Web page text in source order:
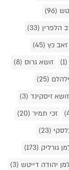
(96)
הלפרין (33)
זאב כץ (45)
זושא גרוס (8)
(25)
זושא זיסקינד (3)
זכי תמיר (20)
(23)
גורליק (173)
יהודה דייטש (3)